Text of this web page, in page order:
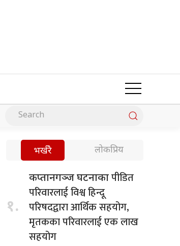
भर्खरै लोकप्रिय
१.
कप्तानगञ्ज घटनाकापीडित
परिवारलाई विश्व हिन्दू
परिषदद्वारा आर्थिक सहयोग,
मृतकका परिवारलाई एक लाख
सहयोग